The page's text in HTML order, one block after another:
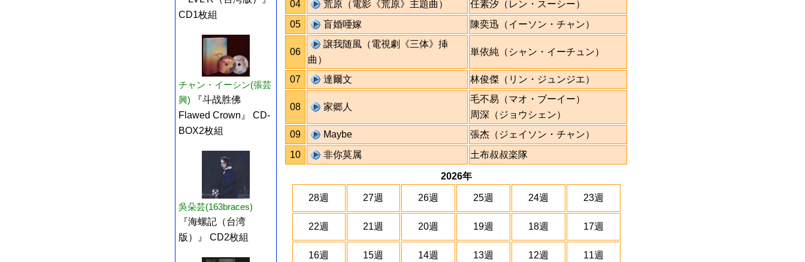
CD1枚組
チャン・イーシン(張芸
興)
『斗战胜佛
Flawed Crown』 CD-
BOX2枚組
吳朵芸(163braces)
『海螺記（台湾
版）』 CD2枚組
04 荒原（電影《荒原》主題曲）
任素汐（レン・スーシー）
05
盲婚唖嫁 陳奕迅（イーソン・チャン）
06
譲我随風（電視劇《三体》挿
曲）
単依純（シャン・イーチュン）
07 達爾文 林俊傑（リン・ジュンジエ）
08 家郷人
毛不易（マオ・ブーイー）
周深（ジョウシェン）
09
Maybe
張杰（ジェイソン・チャン）
10
非你莫属 土布叔叔楽隊
2026年
28週 27週 26週 25週 24週 23週
22週 21週 20週 19週 18週 17週
16週 15週 14週 13週 12週 11週